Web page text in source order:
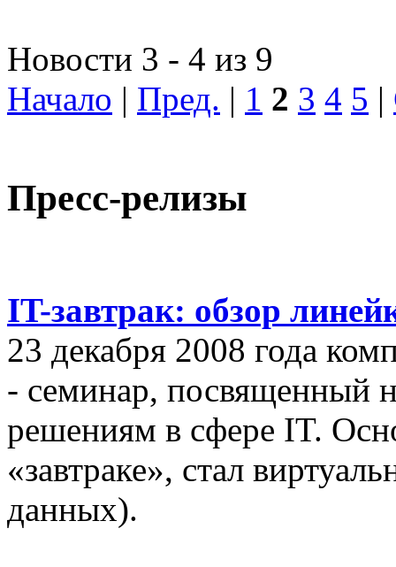
Новости 3 - 4 из 9
Начало | Пред. | 1 2 3 4 5 |
Пресс-релизы
IT-завтрак: обзор
23 декабря 2008 года
- семинар, посвященный
решениям в сфере IT.
«завтраке», стал
данных).